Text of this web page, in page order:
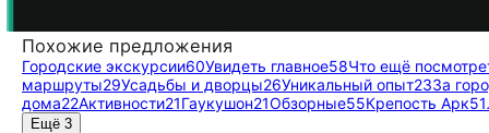
Похожие предложения
Городские экскурсии60Увидеть главное58Что ещё
маршруты29Усадьбы и дворцы26Уникальный опыт23За
дома22Активности21Гаукушон21Обзорные55Крепость Арк51
Ещё 3